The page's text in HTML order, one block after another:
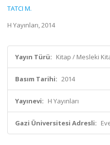
TATCI M.
H Yayınları, 2014
Yayın Türü: Kitap / Mesleki
Basım Tarihi: 2014
Yayınevi: H Yayınları
Gazi Üniversitesi Adresli: